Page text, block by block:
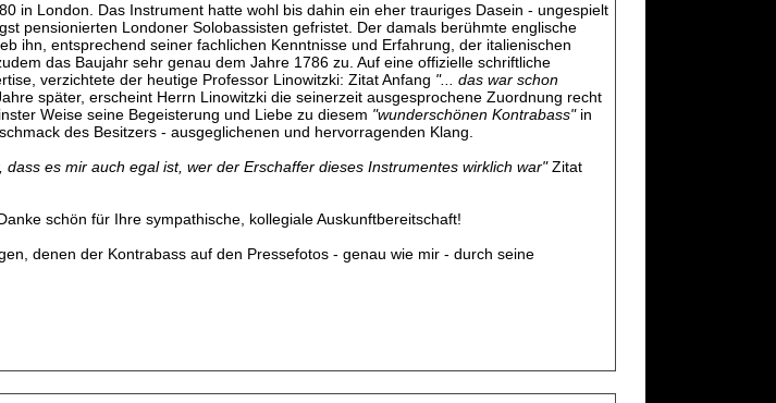
in London. Das Instrument hatte wohl bis dahin ein eher trauriges Dasein - ungespielt
pensionierten Londoner Solobassisten gefristet. Der damals berühmte englische
ihn, entsprechend seiner fachlichen Kenntnisse und Erfahrung, der italienischen
das Baujahr sehr genau dem Jahre 1786 zu. Auf eine offizielle schriftliche
verzichtete der heutige Professor Linowitzki: Zitat Anfang "... das war schon
später, erscheint Herrn Linowitzki die seinerzeit ausgesprochene Zuordnung recht
Weise seine Begeisterung und Liebe zu diesem "wunderschönen Kontrabass" in
des Besitzers - ausgeglichenen und hervorragenden Klang.
dass es mir auch egal ist, wer der Erschaffer dieses Instrumentes wirklich war"Zitat
schön für Ihre sympathische, kollegiale Auskunftbereitschaft!
denen der Kontrabass auf den Pressefotos - genau wie mir - durch seine